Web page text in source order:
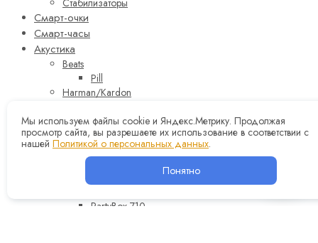
Стабилизаторы
Смарт-очки
Смарт-часы
Акустика
Beats
Pill
Harman/Kardon
Вся акустика JBL
Boombox 4
Boombox 3
PartyBox 710
Мы используем файлы cookie и Яндекс.Метрику. Продолжая
просмотр сайта, вы разрешаете их использование в соответствии с
нашей Политикой о персональных данных.
Понятно